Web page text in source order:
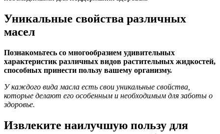
Уникальные свойства различных
масел
Познакомьтесь со многообразием удивительных
характеристик различных видов растительных жидкостей,
способных принести пользу вашему организму.
У каждого вида масла есть свои уникальные свойства,
которые делают его особенным и необходимым для заботы о
здоровье.
Извлеките наилучшую пользу для